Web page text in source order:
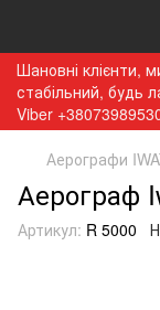
Шановні клієнти,
стабільний, будь
Viber
Аерографи
Аерограф
Артикул: R 5000